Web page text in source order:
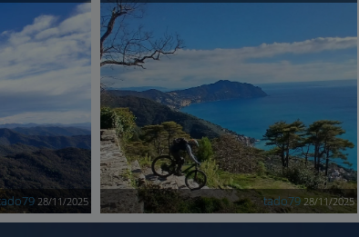
28/11/2025 tado79 28/11/2025